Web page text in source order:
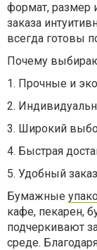
формат, размер
заказа
всегда готовы
Почему
1. Прочные и
2.
3. Широкий
4. Быстрая
5. Удобный
Бумажные
кафе, пекарен,
подчеркивают
среде.